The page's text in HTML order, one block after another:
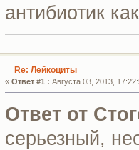
антибиотик
Re: Лейкоциты
«Ответ #1 : Августа 03, 2013,
Ответ от
серьезный,